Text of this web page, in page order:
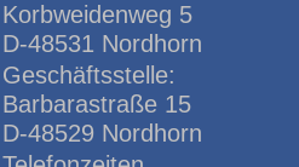
Korbweidenweg 5
D-48531 Nordhorn
Geschäftsstelle:
Barbarastraße 15
D-48529 Nordhorn